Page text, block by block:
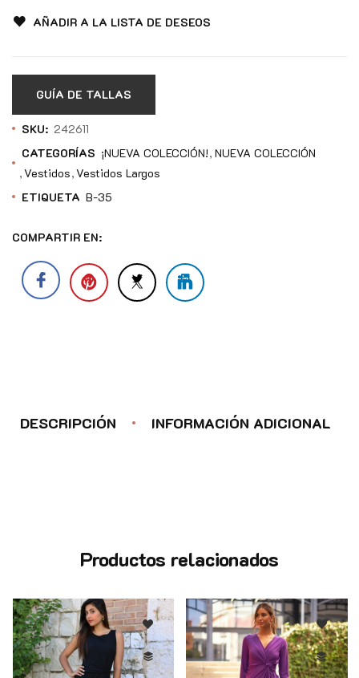
AÑADIR A LA LISTA DE DESEOS
GUÍA DE TALLAS
SKU: 242611
CATEGORÍAS ¡NUEVA COLECCIÓN! NUEVA COLECCIÓN
Vestidos Vestidos Largos
ETIQUETA B-35
COMPARTIR EN:
DESCRIPCIÓN INFORMACIÓN ADICIONAL
Productos relacionados